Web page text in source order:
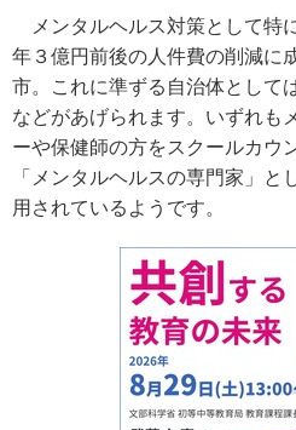
メンタルヘルス対策として特
年３億円前後の人件費の削減に
市。これに準ずる自治体として
などがあげられます。いずれも
ーや保健師の方をスクールカウ
「メンタルヘルスの専門家」
用されているようです。